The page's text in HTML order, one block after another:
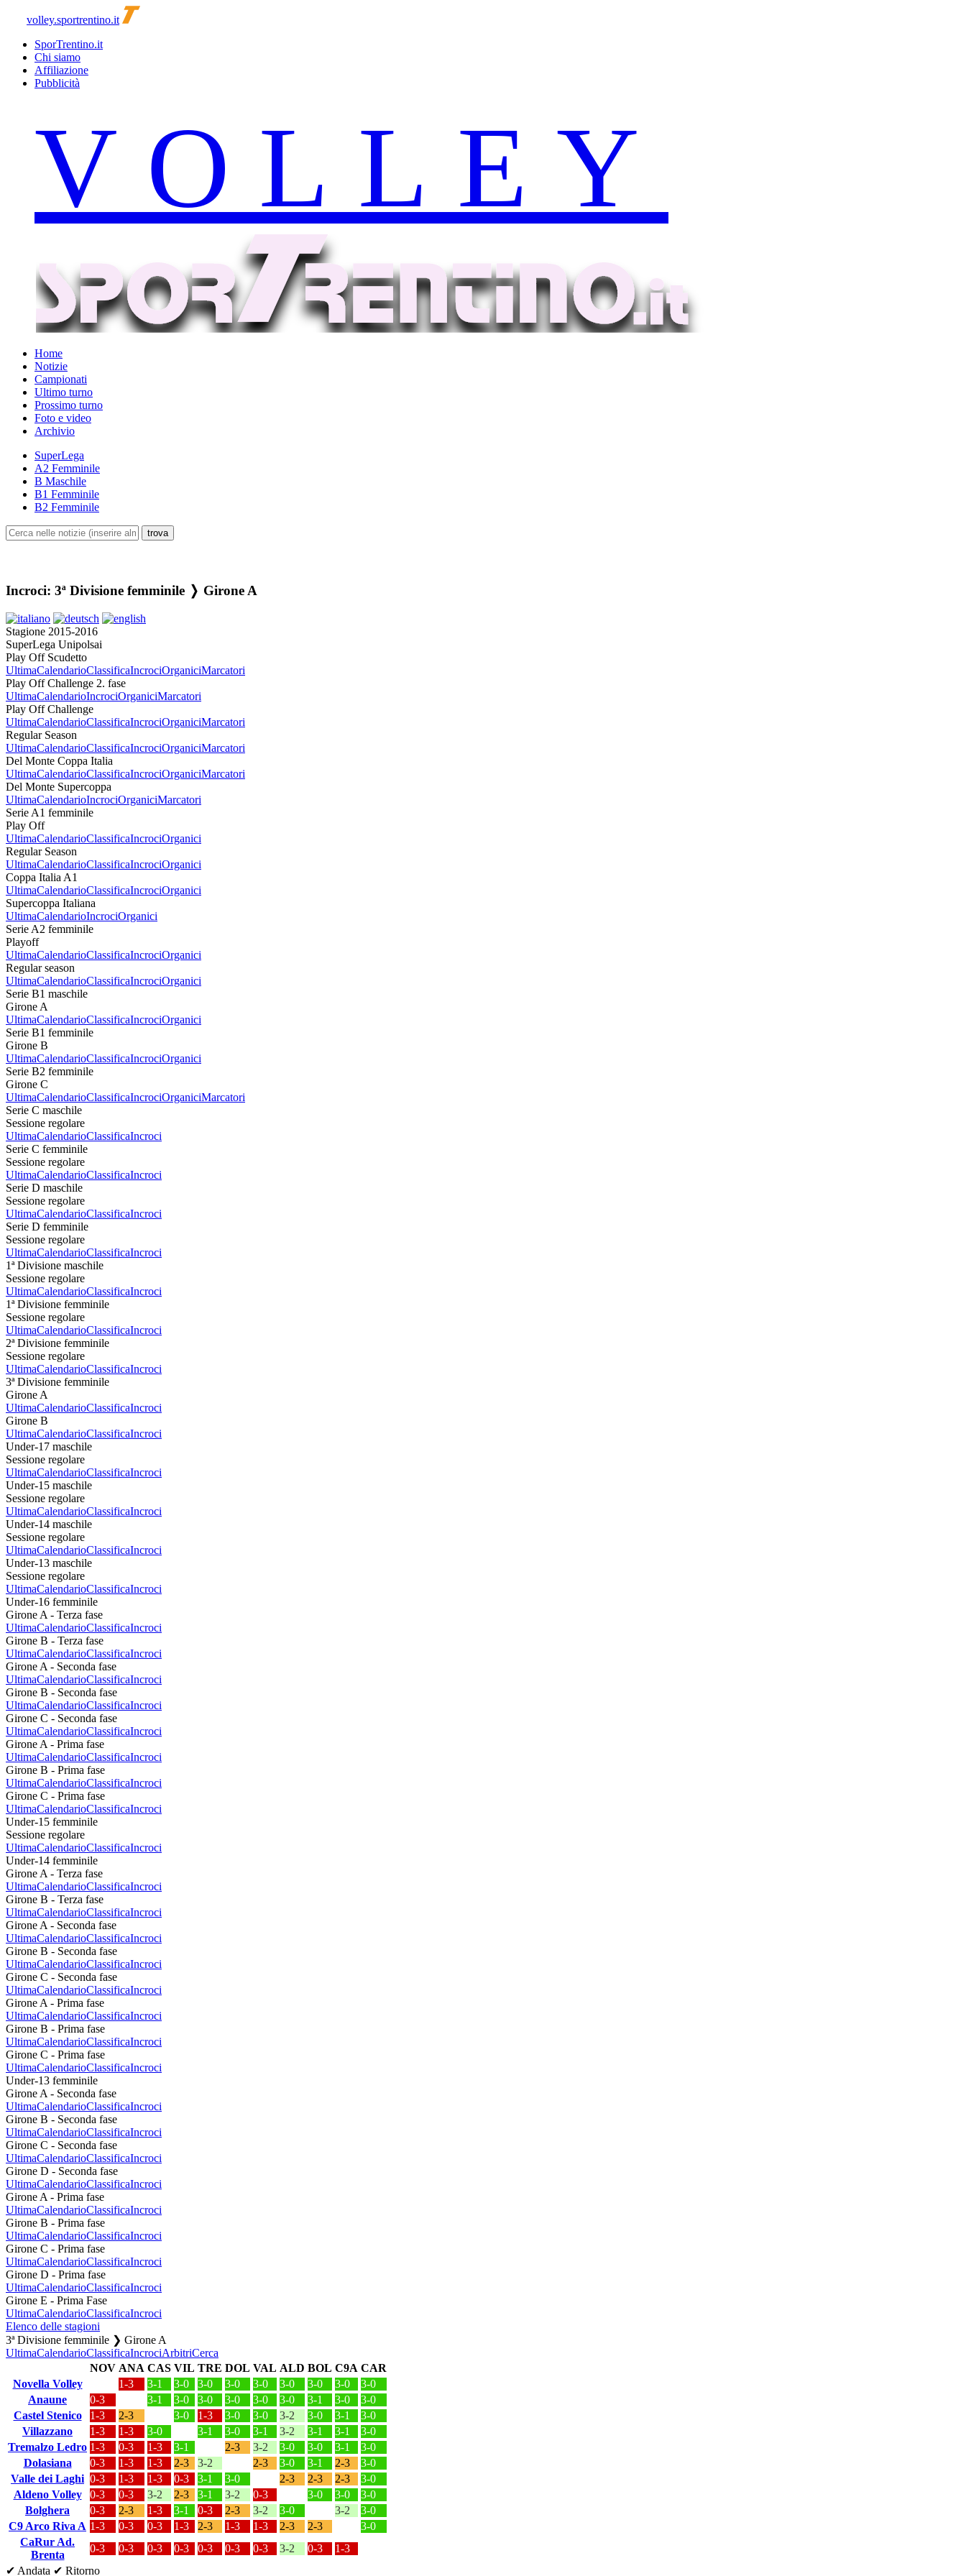
volley.sportrentino.it
SporTrentino.it
Chi siamo
Affiliazione
Pubblicità
Home
Notizie
Campionati
Ultimo turno
Prossimo turno
Foto e video
Archivio
SuperLega
A2 Femminile
B Maschile
B1 Femminile
B2 Femminile
Incroci: 3ª Divisione femminile ❭ Girone A
Stagione 2015-2016
SuperLega Unipolsai
Play Off Scudetto
UltimaCalendarioClassificaIncrociOrganiciMarcatori
Play Off Challenge 2. fase
UltimaCalendarioIncrociOrganiciMarcatori
Play Off Challenge
UltimaCalendarioClassificaIncrociOrganiciMarcatori
Regular Season
UltimaCalendarioClassificaIncrociOrganiciMarcatori
Del Monte Coppa Italia
UltimaCalendarioClassificaIncrociOrganiciMarcatori
Del Monte Supercoppa
UltimaCalendarioIncrociOrganiciMarcatori
Serie A1 femminile
Play Off
UltimaCalendarioClassificaIncrociOrganici
Regular Season
UltimaCalendarioClassificaIncrociOrganici
Coppa Italia A1
UltimaCalendarioClassificaIncrociOrganici
Supercoppa Italiana
UltimaCalendarioIncrociOrganici
Serie A2 femminile
Playoff
UltimaCalendarioClassificaIncrociOrganici
Regular season
UltimaCalendarioClassificaIncrociOrganici
Serie B1 maschile
Girone A
UltimaCalendarioClassificaIncrociOrganici
Serie B1 femminile
Girone B
UltimaCalendarioClassificaIncrociOrganici
Serie B2 femminile
Girone C
UltimaCalendarioClassificaIncrociOrganiciMarcatori
Serie C maschile
Sessione regolare
UltimaCalendarioClassificaIncroci
Serie C femminile
Sessione regolare
UltimaCalendarioClassificaIncroci
Serie D maschile
Sessione regolare
UltimaCalendarioClassificaIncroci
Serie D femminile
Sessione regolare
UltimaCalendarioClassificaIncroci
1ª Divisione maschile
Sessione regolare
UltimaCalendarioClassificaIncroci
1ª Divisione femminile
Sessione regolare
UltimaCalendarioClassificaIncroci
2ª Divisione femminile
Sessione regolare
UltimaCalendarioClassificaIncroci
3ª Divisione femminile
Girone A
UltimaCalendarioClassificaIncroci
Girone B
UltimaCalendarioClassificaIncroci
Under-17 maschile
Sessione regolare
UltimaCalendarioClassificaIncroci
Under-15 maschile
Sessione regolare
UltimaCalendarioClassificaIncroci
Under-14 maschile
Sessione regolare
UltimaCalendarioClassificaIncroci
Under-13 maschile
Sessione regolare
UltimaCalendarioClassificaIncroci
Under-16 femminile
Girone A - Terza fase
UltimaCalendarioClassificaIncroci
Girone B - Terza fase
UltimaCalendarioClassificaIncroci
Girone A - Seconda fase
UltimaCalendarioClassificaIncroci
Girone B - Seconda fase
UltimaCalendarioClassificaIncroci
Girone C - Seconda fase
UltimaCalendarioClassificaIncroci
Girone A - Prima fase
UltimaCalendarioClassificaIncroci
Girone B - Prima fase
UltimaCalendarioClassificaIncroci
Girone C - Prima fase
UltimaCalendarioClassificaIncroci
Under-15 femminile
Sessione regolare
UltimaCalendarioClassificaIncroci
Under-14 femminile
Girone A - Terza fase
UltimaCalendarioClassificaIncroci
Girone B - Terza fase
UltimaCalendarioClassificaIncroci
Girone A - Seconda fase
UltimaCalendarioClassificaIncroci
Girone B - Seconda fase
UltimaCalendarioClassificaIncroci
Girone C - Seconda fase
UltimaCalendarioClassificaIncroci
Girone A - Prima fase
UltimaCalendarioClassificaIncroci
Girone B - Prima fase
UltimaCalendarioClassificaIncroci
Girone C - Prima fase
UltimaCalendarioClassificaIncroci
Under-13 femminile
Girone A - Seconda fase
UltimaCalendarioClassificaIncroci
Girone B - Seconda fase
UltimaCalendarioClassificaIncroci
Girone C - Seconda fase
UltimaCalendarioClassificaIncroci
Girone D - Seconda fase
UltimaCalendarioClassificaIncroci
Girone A - Prima fase
UltimaCalendarioClassificaIncroci
Girone B - Prima fase
UltimaCalendarioClassificaIncroci
Girone C - Prima fase
UltimaCalendarioClassificaIncroci
Girone D - Prima fase
UltimaCalendarioClassificaIncroci
Girone E - Prima Fase
UltimaCalendarioClassificaIncroci
Elenco delle stagioni
3ª Divisione femminile ❯ Girone A
UltimaCalendarioClassificaIncrociArbitriCerca
NOV ANA CAS VIL TRE DOL VAL ALD BOL C9A CAR
Novella Volley
1-3 3-1 3-0 3-0 3-0 3-0 3-0 3-0 3-0
3-0
Anaune
0-3 3-1 3-0 3-0 3-0 3-0 3-0 3-1 3-0
3-0
Castel Stenico
1-3 2-3 3-0 1-3 3-0 3-0 3-2 3-0 3-1
3-0
Villazzano
1-3 1-3 3-0 3-1 3-0 3-1 3-2 3-1 3-1
3-0
Tremalzo Ledro 1-3 0-3 1-3 3-1 2-3 3-2 3-0 3-0 3-1
3-0
Dolasiana
0-3 1-3 1-3 2-3 3-2 2-3 3-0 3-1 2-3
3-0
Valle dei Laghi 0-3 1-3 1-3 0-3 3-1 3-0 2-3 2-3 2-3
3-0
Aldeno Volley
0-3 0-3 3-2 2-3 3-1 3-2 0-3 3-0 3-0
3-0
Bolghera
0-3 2-3 1-3 3-1 0-3 2-3 3-2 3-0 3-2
3-0
C9 Arco Riva A 1-3 0-3 0-3 1-3 2-3 1-3 1-3 2-3 2-3
3-0
CaRur Ad.
Brenta
0-3 0-3 0-3 0-3 0-3 0-3 0-3 3-2 0-3
1-3
✔ Andata ✔ Ritorno